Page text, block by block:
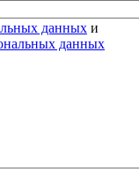
данных и
данных